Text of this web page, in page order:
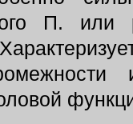
П. или
и